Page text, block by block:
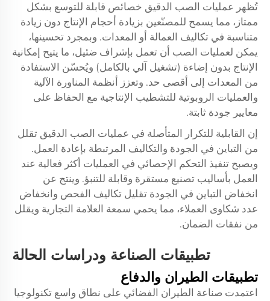
تُظهر عمليات الصب الدقيق خصائص قابلة للتوسع بشكل
ممتاز، مما يسمح للمصنّعين بزيادة أحجام الإنتاج دون زيادة
متناسبة في تكاليف العمالة أو المعدات. وبمجرد تحسينها،
يمكن لعمليات الصب أن تعمل بإشراف ضئيل، ما يتيح إمكانية
الإنتاج بدون إضاءة (تشغيل آلي بالكامل) ويُحسّن الاستفادة
من المعدات إلى أقصى حد. وتعزز أنظمة المناورة الآلية
والعمليات الروبوتية للتشطيب الإنتاجية مع الحفاظ على
معايير جودة ثابتة.
إن القابلية للتكرار المتأصلة في عمليات الصب الدقيق تقلل
من التباين في الجودة والتكاليف المرتبطة بإعادة العمل.
ويصبح تنفيذ التحكم الإحصائي في العمليات أكثر فعالية عند
العمل بأساليب تصنيع مستقرة وقابلة للتنبؤ. وينتج عن
انخفاض التباين في الجودة تقليل تكاليف الفحص وانخفاض
عدد شكاوى العملاء، مما يحمي سمعة العلامة التجارية ويقلل
من نفقات الضمان.
تطبيقات الصناعة ودراسات الحالة
تطبيقات الطيران والدفاع
اعتمدت صناعة الطيران الفضائي على نطاق واسع تكنولوجيا